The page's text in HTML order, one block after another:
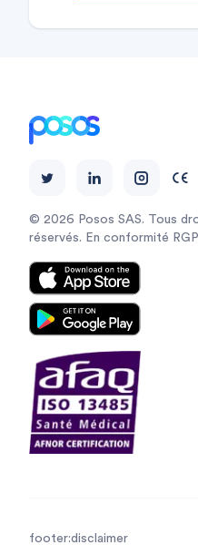
© 2026 Posos SAS. Tous
réservés. En conformité
footer:disclaimer